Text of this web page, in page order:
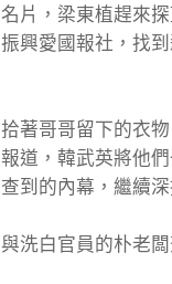
片，梁東植趕來
興愛國報社，找
著哥哥留下的衣
道，韓武英將他們
到的內幕，繼續深
洗白官員的朴老